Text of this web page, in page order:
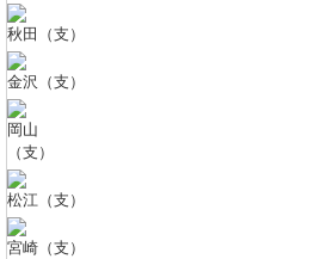
秋田（支）
金沢（支）
岡山
（支）
松江（支）
宮崎（支）